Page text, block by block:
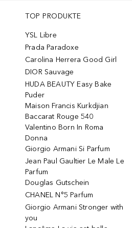
TOP PRODUKTE
YSL Libre
Prada Paradoxe
Carolina Herrera Good Girl
DIOR Sauvage
HUDA BEAUTY Easy Bake
Puder
Maison Francis Kurkdjian
Baccarat Rouge 540
Valentino Born In Roma
Donna
Giorgio Armani Si Parfum
Jean Paul Gaultier Le Male Le
Parfum
Douglas Gutschein
CHANEL N°5 Parfum
Giorgio Armani Stronger with
you